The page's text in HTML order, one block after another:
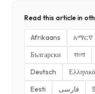
Read this article in
Afrikaans አማርኛ
Български
বাংলা
Deutsch
Ελληνικά
Eesti
فارسی